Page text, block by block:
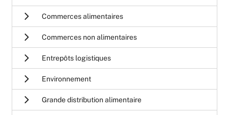
Commerces alimentaires
Commerces non alimentaires
Entrepôts logistiques
Environnement
Grande distribution alimentaire